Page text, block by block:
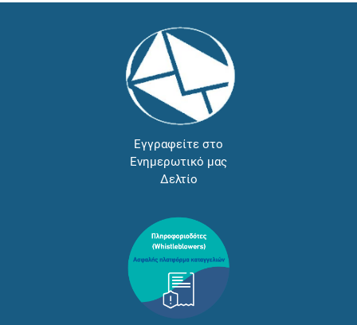
Εγγραφείτε στο
Ενημερωτικό μας
Δελτίο